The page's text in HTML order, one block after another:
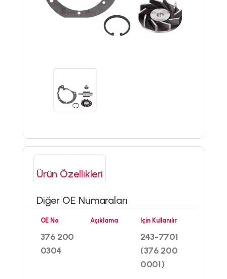
Ürün Özellikleri
Diğer OE Numaraları
OE No
376 200
0304
Açıklama İçin Kullanılır
243-7701
(376 200
0001)